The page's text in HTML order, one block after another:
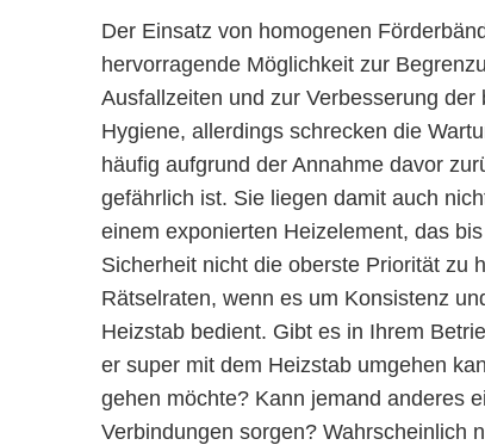
Der Einsatz von homogenen
hervorragende Möglichkeit zur
Ausfallzeiten und zur Verbesserung der
Hygiene, allerdings schrecken die
häufig aufgrund der Annahme davor
gefährlich ist. Sie liegen damit auch
einem exponierten Heizelement, das
Sicherheit nicht die oberste Priorität zu
Rätselraten, wenn es um Konsistenz
Heizstab bedient. Gibt es in Ihrem
er super mit dem Heizstab umgehen
gehen möchte? Kann jemand anderes
Verbindungen sorgen? Wahrscheinlich